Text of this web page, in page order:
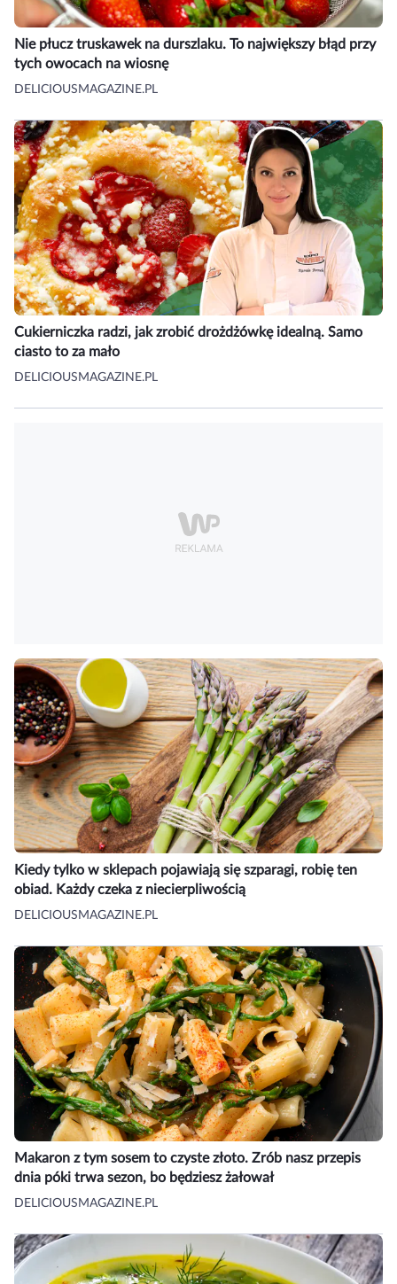
Nie płucz truskawek na durszlaku. To największy błąd przy
tych owocach na wiosnę
DELICIOUSMAGAZINE.PL
Cukierniczka radzi, jak zrobić drożdżówkę idealną. Samo
ciasto to za mało
DELICIOUSMAGAZINE.PL
Kiedy tylko w sklepach pojawiają się szparagi, robię ten
obiad. Każdy czeka z niecierpliwością
DELICIOUSMAGAZINE.PL
Makaron z tym sosem to czyste złoto. Zrób nasz przepis
dnia póki trwa sezon, bo będziesz żałował
DELICIOUSMAGAZINE.PL